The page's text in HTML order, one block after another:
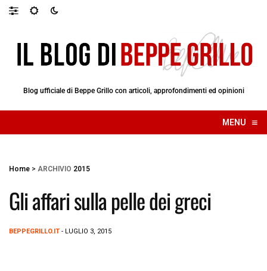
Blog ufficiale di Beppe Grillo con articoli, approfondimenti ed opinioni
MENU ≡
☰
Home > ARCHIVIO 2015
Gli affari sulla pelle dei greci
BEPPEGRILLO.IT - LUGLIO 3, 2015